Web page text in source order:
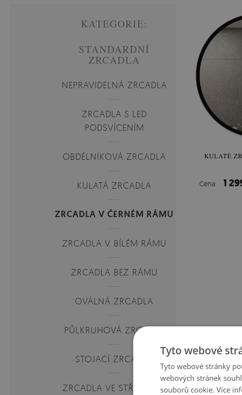
KATEGORIE:
STANDARDNÍ
ZRCADLA
NEPRAVIDELNÁ ZRCADLA
ZRCADLA S LED
PODSVÍCENÍM
OBDÉLNÍKOVÁ ZRCADLA
KULATÁ ZRCADLA
ZRCADLA V ČERNÉM RÁMU
ZRCADLA V BÍLÉM RÁMU
ZRCADLA BEZ RÁMU
OVÁLNÁ ZRCADLA
PŮLKRUHOVÁ ZRCADLA
STOJACÍ ZRCADLA
ZRCADLA VE STŘÍBRNÉM
KULATÉ
Cena: 1
Tyto webové
Tyto webové stránky
webových stránek
souborů cookie. Více